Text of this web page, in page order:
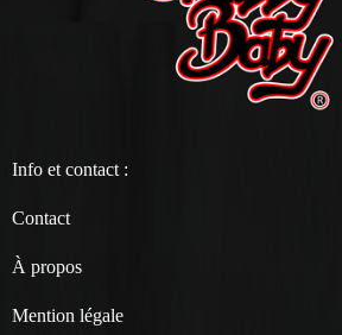
Info et contact :
Contact
À propos
Mention légale